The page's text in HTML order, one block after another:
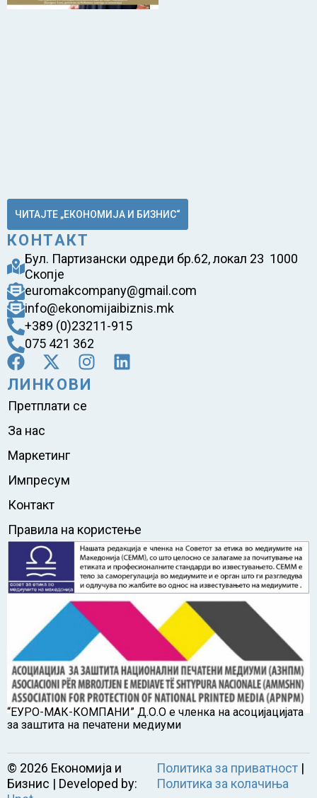
ЧИТАЈТЕ „ЕКОНОМИЈА И БИЗНИС“
КОНТАКТ
Бул. Партизански одреди бр.62, локал 23 1000
Скопје
euromakcompany@gmail.com
info@ekonomijaibiznis.mk
+389 (0)23211-915
075 421 362
ЛИНКОВИ
Претплати се
За нас
Маркетинг
Импресум
Контакт
Правила на користење
“ЕУРО-МАК-КОМПАНИ” Д.О.О е членка на асоцијацијата
за заштита на печатени медиуми
© 2026 Економија и
Бизнис | Developed by:
Политика за приватност|
Политика за колачиња